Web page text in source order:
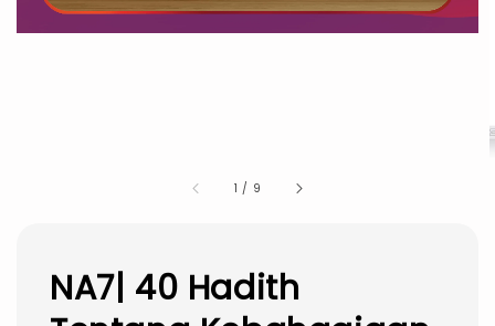
1 / 9
NA7| 40 Hadith